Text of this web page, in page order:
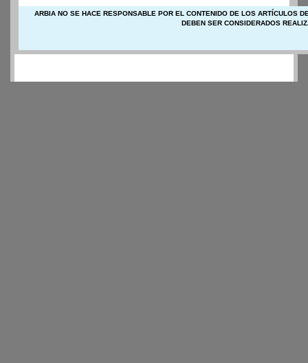
ARBIA NO SE HACE RESPONSABLE POR EL CONTENIDO DE LOS ARTÍCULOS
DEBEN SER CONSIDERADOS